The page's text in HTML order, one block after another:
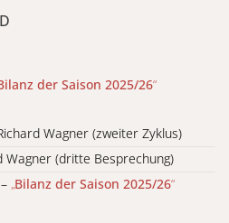
der Saison 2025/26“
Wagner (zweiter Zyklus)
Wagner (dritte Besprechung)
„Bilanz der Saison 2025/26“